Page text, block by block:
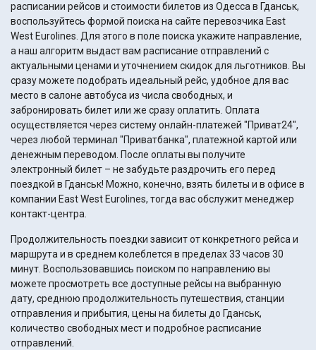
расписании рейсов и стоимости билетов из Одесса в Гданськ,
воспользуйтесь формой поиска на сайте перевозчика East
West Eurolines. Для этого в поле поиска укажите направление,
а наш алгоритм выдаст вам расписание отправлений с
актуальными ценами и уточнением скидок для льготников. Вы
сразу можете подобрать идеальный рейс, удобное для вас
место в салоне автобуса из числа свободных, и
забронировать билет или же сразу оплатить. Оплата
осуществляется через систему онлайн-платежей "Приват24",
через любой терминал "Приватбанка", платежной картой или
денежным переводом. После оплаты вы получите
электронный билет – не забудьте раздрочить его перед
поездкой в Гданськ! Можно, конечно, взять билеты и в офисе в
компании East West Eurolines, тогда вас обслужит менеджер
контакт-центра.
Продолжительность поездки зависит от конкретного рейса и
маршрута и в среднем колеблется в пределах 33 часов 30
минут. Воспользовавшись поиском по направлению вы
можете просмотреть все доступные рейсы на выбранную
дату, среднюю продолжительность путешествия, станции
отправления и прибытия, цены на билеты до Гданськ,
количество свободных мест и подробное расписание
отправлений.